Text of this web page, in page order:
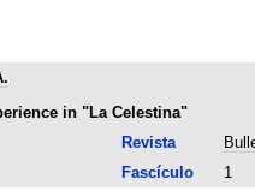
in "La Celestina"
Revista
Fascículo 1